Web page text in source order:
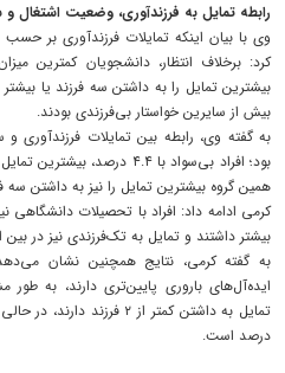
رابطه تمایل به فرزندآوری، وضعیت
وی با بیان اینکه تمایلات فرزندآوری بر
کرد: برخلاف انتظار، دانشجویان کمترین
بیشترین تمایل را به داشتن سه فرزند یا بیشتر
بیش از سایرین خواستار بی‌فرزندی بودند.
به گفته وی، رابطه بین تمایلات فرزندآوری
همین گروه بیشترین تمایل را نیز به داشتن سه
کرمی ادامه داد: افراد با تحصیلات دانشگاهی
بیشتر داشتند و تمایل به تک‌فرزندی نیز در بین
به گفته کرمی، نتایج همچنین نشان
درصد است.